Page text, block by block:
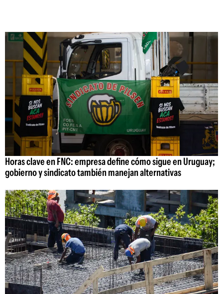
Horas clave en FNC: empresa define cómo sigue en Uruguay;
gobierno y sindicato también manejan alternativas